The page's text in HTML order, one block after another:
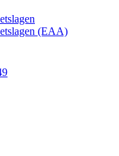
(EAA)